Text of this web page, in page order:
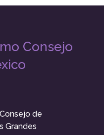
Consejo
de
Grandes